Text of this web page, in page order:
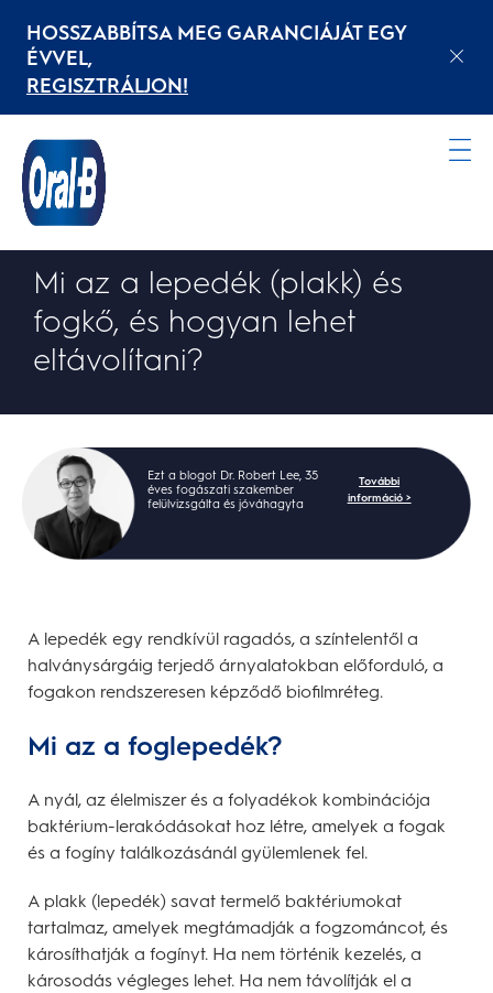
HOSSZABBÍTSA MEG GARANCIÁJÁT EGY
ÉVVEL,
REGISZTRÁLJON!
Mi az a lepedék (plakk) és
fogkő, és hogyan lehet
eltávolítani?
Ezt a blogot Dr. Robert Lee, 35
éves fogászati szakember
felülvizsgálta és jóváhagyta
További
információ >
A lepedék egy rendkívül ragadós, a színtelentől a
halványsárgáig terjedő árnyalatokban előforduló, a
fogakon rendszeresen képződő biofilmréteg.
Mi az a foglepedék?
A nyál, az élelmiszer és a folyadékok kombinációja
baktérium-lerakódásokat hoz létre, amelyek a fogak
és a fogíny találkozásánál gyülemlenek fel.
A plakk (lepedék) savat termelő baktériumokat
tartalmaz, amelyek megtámadják a fogzománcot, és
károsíthatják a fogínyt. Ha nem történik kezelés, a
károsodás végleges lehet. Ha nem távolítják el a